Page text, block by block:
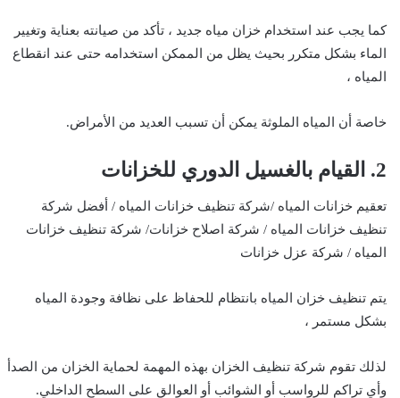
كما يجب عند استخدام خزان مياه جديد ، تأكد من صيانته بعناية وتغيير
الماء بشكل متكرر بحيث يظل من الممكن استخدامه حتى عند انقطاع
المياه ،
خاصة أن المياه الملوثة يمكن أن تسبب العديد من الأمراض.
2. القيام بالغسيل الدوري للخزانات
تعقيم خزانات المياه /شركة تنظيف خزانات المياه / أفضل شركة
تنظيف خزانات المياه / شركة اصلاح خزانات/ شركة تنظيف خزانات
المياه / شركة عزل خزانات
يتم تنظيف خزان المياه بانتظام للحفاظ على نظافة وجودة المياه
بشكل مستمر ،
لذلك تقوم شركة تنظيف الخزان بهذه المهمة لحماية الخزان من الصدأ
وأي تراكم للرواسب أو الشوائب أو العوالق على السطح الداخلي.